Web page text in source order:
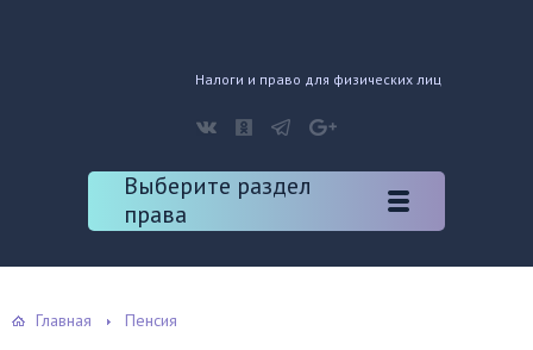
Налоги и право для физических лиц
Выберите раздел
права
Главная Пенсия